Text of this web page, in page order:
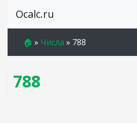
Ocalc.ru
🏠 » Числа » 788
788